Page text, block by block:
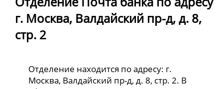
г. Москва, Валдайский пр-д, д. 8,
стр. 2
Отделение находится по адресу: г.
Москва, Валдайский пр-д, д. 8, стр. 2. В